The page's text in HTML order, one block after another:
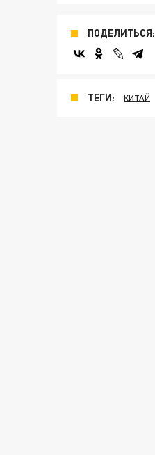
ПОДЕЛИТЬСЯ:
ТЕГИ: КИТАЙ